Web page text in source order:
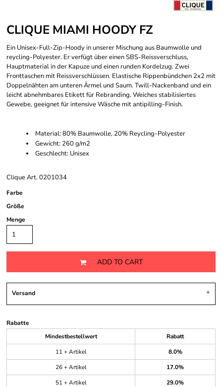
CLIQUE MIAMI HOODY FZ
Ein Unisex-Full-Zip-Hoody in unserer Mischung aus Baumwolle und
reycling-Polyester. Er verfügt über einen SBS-Reissverschluss,
Hauptmaterial in der Kapuze und einen runden Kordelzug. Zwei
Fronttaschen mit Reissverschlüssen. Elastische Rippenbündchen 2x2 mit
Doppelnähten am unteren Ärmel und Saum. Twill-Nackenband und ein
leicht abnehmbares Etikett für Rebranding. Weiches stabilisiertes
Gewebe, geeignet für intensive Wäsche mit antipilling-Finish.
Material: 80% Baumwolle, 20% Reycling-Polyester
Gewicht: 260 g/m2
Geschlecht: Unisex
Clique Art. 0201034
Farbe
Größe
Menge
ADD TO CART
Versand
Rabatte
Mindestbestellwert
Rabatt
11 + Artikel
8.0%
26 + Artikel
17.0%
51 + Artikel
29.0%